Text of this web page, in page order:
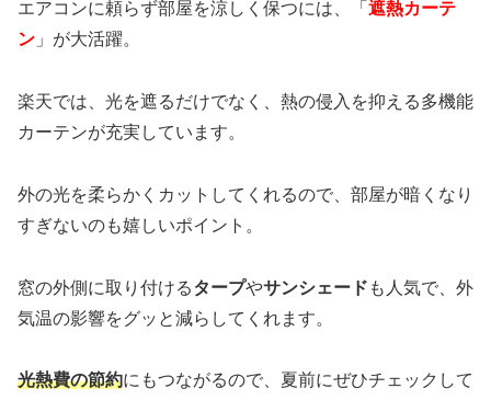
エアコンに頼らず部屋を涼しく保つには、「 遮熱カーテ
ン 」が大活躍。
楽天では、光を遮るだけでなく、熱の侵入を抑える多機能
カーテンが充実しています。
外の光を柔らかくカットしてくれるので、部屋が暗くなり
すぎないのも嬉しいポイント。
窓の外側に取り付けるタープやサンシェード も人気で、外
気温の影響をグッと減らしてくれます。
光熱費の節約にもつながるので、夏前にぜひチェックして